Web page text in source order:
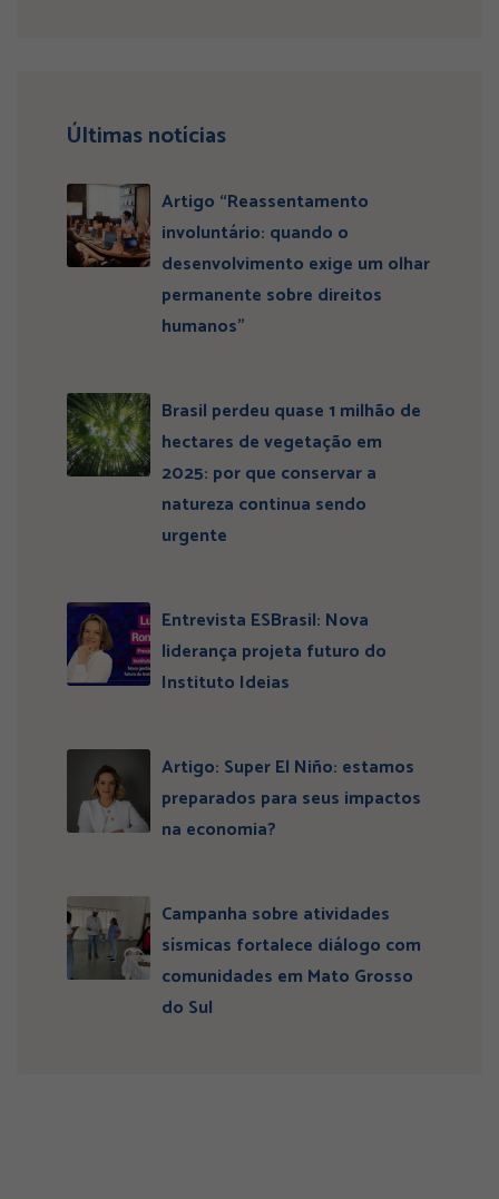
Últimas notícias
Artigo “Reassentamento
involuntário: quando o
desenvolvimento exige um olhar
permanente sobre direitos
humanos”
Brasil perdeu quase 1 milhão de
hectares de vegetação em
2025: por que conservar a
natureza continua sendo
urgente
Entrevista ESBrasil: Nova
liderança projeta futuro do
Instituto Ideias
Artigo: Super El Niño: estamos
preparados para seus impactos
na economia?
Campanha sobre atividades
sísmicas fortalece diálogo com
comunidades em Mato Grosso
do Sul